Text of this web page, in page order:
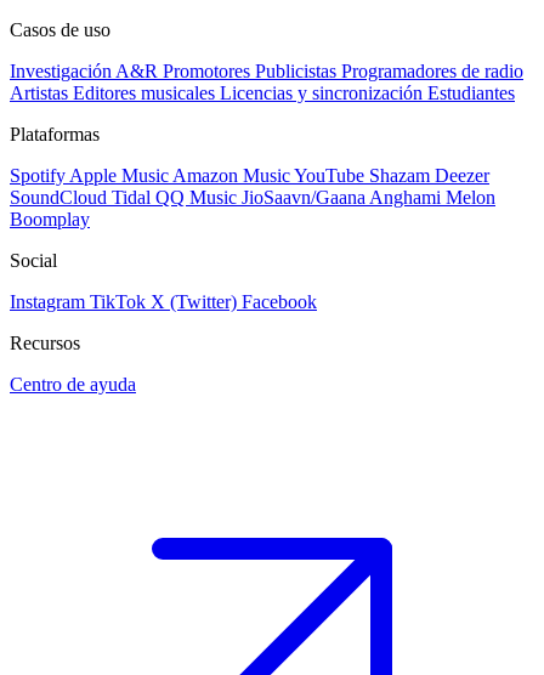
Casos de uso
Investigación A&R Promotores Publicistas Programadores de radio
Artistas Editores musicales Licencias y sincronización Estudiantes
Plataformas
Spotify Apple Music Amazon MusicYouTube Shazam Deezer
SoundCloud Tidal QQ Music JioSaavn/Gaana Anghami Melon
Boomplay
Social
Instagram TikTok X (Twitter) Facebook
Recursos
Centro de ayuda